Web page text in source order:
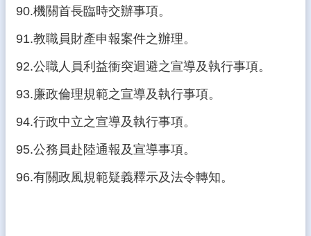
90.機關首長臨時交辦事項。
91.教職員財產申報案件之辦理。
92.公職人員利益衝突迴避之宣導及執行事項。
93.廉政倫理規範之宣導及執行事項。
94.行政中立之宣導及執行事項。
95.公務員赴陸通報及宣導事項。
96.有關政風規範疑義釋示及法令轉知。